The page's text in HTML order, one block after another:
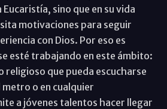
sino que en su vida
motivaciones para seguir
con Dios. Por eso es
esté trabajando en este ámbito:
religioso que pueda escucharse
metro o en cualquier
a jóvenes talentos hacer llegar